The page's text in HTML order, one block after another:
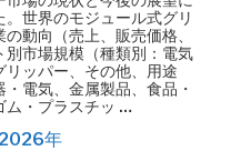
世界のモジュール式グリ
動向（売上、販売価格、
市場規模（種類別：電気
ッパー、その他、用途
電気、金属製品、食品・
ム・プラスチッ …
年